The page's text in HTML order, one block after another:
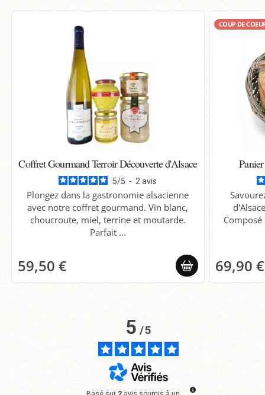
Coffret Gourmand Terroir Découverte d'Alsace
5/5 - 2avis
Plongez dans la gastronomie alsacienne
avec notre coffret gourmand. Vin blanc,
choucroute, miel, terrine et moutarde.
Parfait ...
59,50 €
COUP DE
69,90 €
5/5